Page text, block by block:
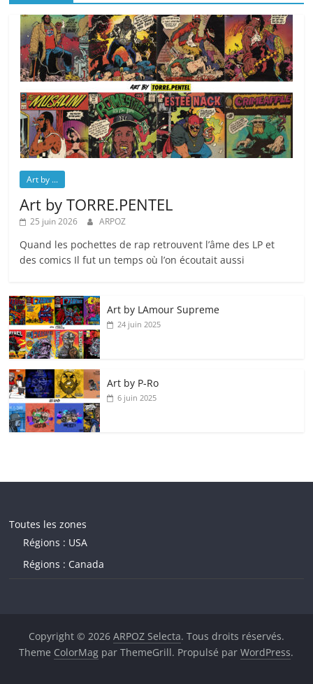
Art by ...
Art by TORRE.PENTEL
25 juin 2026 ARPOZ
Quand les pochettes de rap retrouvent l’âme des LP et
des comics Il fut un temps où l’on écoutait aussi
Art by LAmour Supreme
24 juin 2025
Art by P‑Ro
6 juin 2025
Toutes les zones
Régions : USA
Régions : Canada
Copyright © 2026 ARPOZ Selecta. Tous droits réservés.
Theme ColorMag par ThemeGrill. Propulsé parWordPress.